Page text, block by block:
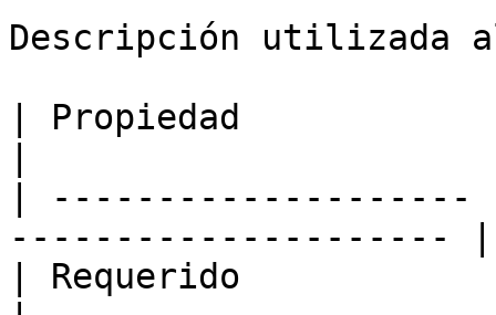
Descripción utilizada
| Propiedad
|
--------------------- |
| Requerido